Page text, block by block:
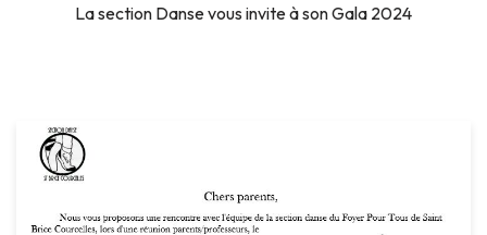
La section Danse vous invite à son Gala 2024